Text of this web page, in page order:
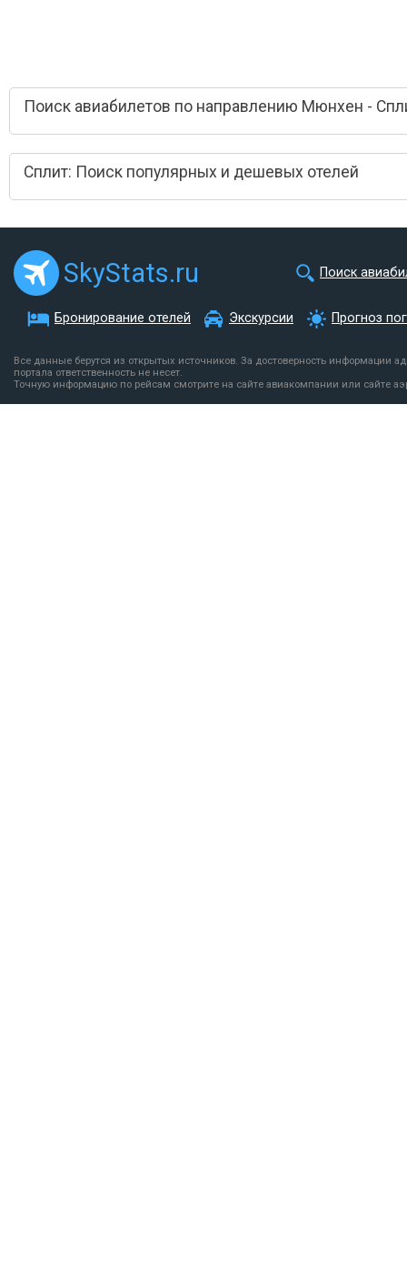
Поиск авиабилетов по направлению Мюнхен -
Сплит: Поиск популярных и дешевых отелей
SkyStats.ru Поиск
Бронирование отелей Экскурсии Прогноз
Все данные берутся из открытых источников. За достоверность информации
портала ответственность не несет.
Точную информацию по рейсам смотрите на сайте авиакомпании или сайте